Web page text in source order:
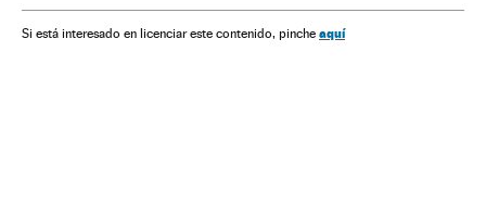
Movimentos sociais Transporte urbano Mal-estar social
Si está interesado en licenciar este contenido, pinche aquí